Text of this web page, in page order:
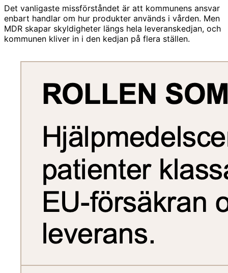
Det vanligaste missförståndet är att kommunens ansvar
enbart handlar om hur produkter används i vården. Men
MDR skapar skyldigheter längs hela leveranskedjan, och
kommunen kliver in i den kedjan på flera ställen.